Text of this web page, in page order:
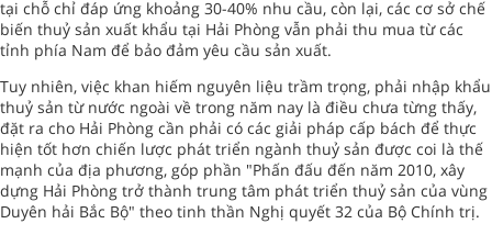
tại chỗ chỉ đáp ứng khoảng 30-40% nhu cầu, còn lại, các cơ sở chế
biến thuỷ sản xuất khẩu tại Hải Phòng vẫn phải thu mua từ các
tỉnh phía Nam để bảo đảm yêu cầu sản xuất.
Tuy nhiên, việc khan hiếm nguyên liệu trầm trọng, phải nhập khẩu
thuỷ sản từ nước ngoài về trong năm nay là điều chưa từng thấy,
đặt ra cho Hải Phòng cần phải có các giải pháp cấp bách để thực
hiện tốt hơn chiến lược phát triển ngành thuỷ sản được coi là thế
mạnh của địa phương, góp phần "Phấn đấu đến năm 2010, xây
dựng Hải Phòng trở thành trung tâm phát triển thuỷ sản của vùng
Duyên hải Bắc Bộ" theo tinh thần Nghị quyết 32 của Bộ Chính trị.